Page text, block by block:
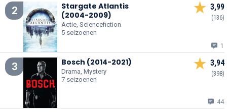
2
Stargate Atlantis
(2004-2009)
Actie, Sciencefiction
5 seizoenen
3,99
(136)
1
3 Bosch (2014-2021)
Drama, Mystery
7 seizoenen
3,94
(398)
44